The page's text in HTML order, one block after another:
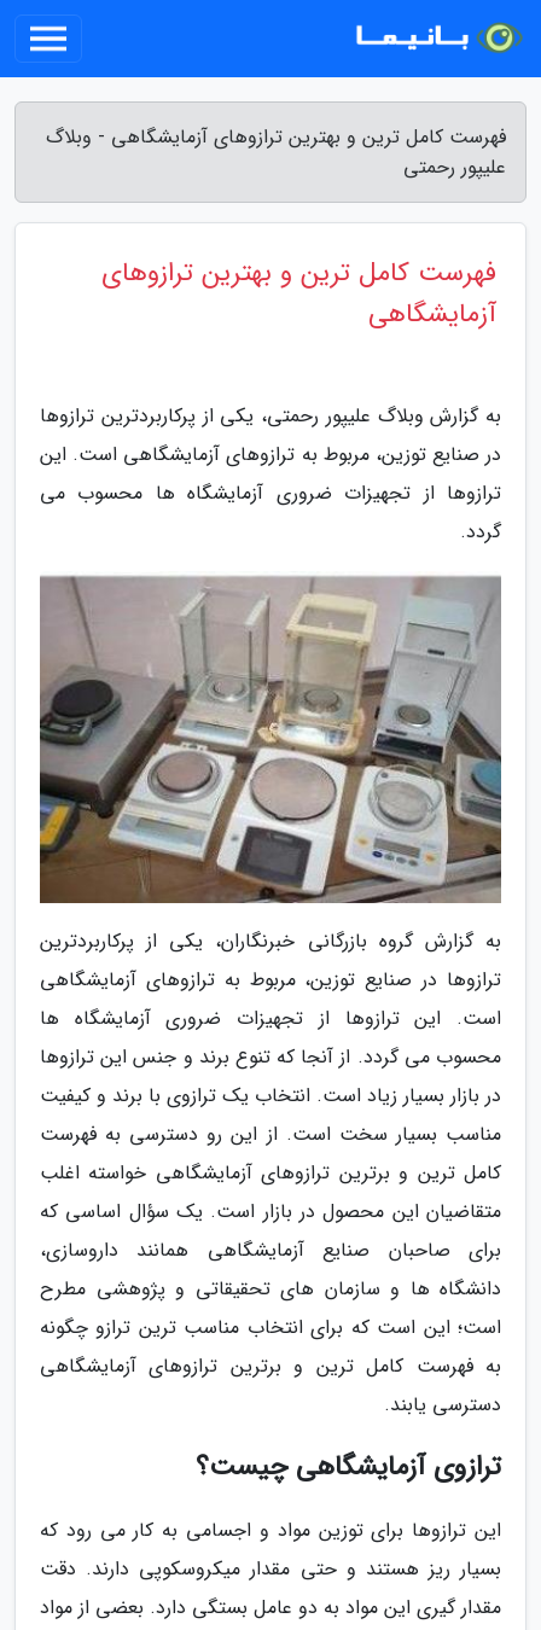
فهرست کامل ترین و بهترین ترازوهای آزمایشگاهی - وبلاگ
علیپور رحمتی
فهرست کامل ترین و بهترین ترازوهای
آزمایشگاهی
به گزارش وبلاگ علیپور رحمتی، یکی از پرکاربردترین ترازوها
در صنایع توزین، مربوط به ترازوهای آزمایشگاهی است. این
ترازوها از تجهیزات ضروری آزمایشگاه ها محسوب می
گردد.
به گزارش گروه بازرگانی خبرنگاران، یکی از پرکاربردترین
ترازوها در صنایع توزین، مربوط به ترازوهای آزمایشگاهی
است. این ترازوها از تجهیزات ضروری آزمایشگاه ها
محسوب می گردد. از آنجا که تنوع برند و جنس این ترازوها
در بازار بسیار زیاد است. انتخاب یک ترازوی با برند و کیفیت
مناسب بسیار سخت است. از این رو دسترسی به فهرست
کامل ترین و برترین ترازوهای آزمایشگاهی خواسته اغلب
متقاضیان این محصول در بازار است. یک سؤال اساسی که
برای صاحبان صنایع آزمایشگاهی همانند داروسازی،
دانشگاه ها و سازمان های تحقیقاتی و پژوهشی مطرح
است؛ این است که برای انتخاب مناسب ترین ترازو چگونه
به فهرست کامل ترین و برترین ترازوهای آزمایشگاهی
دسترسی یابند.
ترازوی آزمایشگاهی چیست؟
این ترازوها برای توزین مواد و اجسامی به کار می رود که
بسیار ریز هستند و حتی مقدار میکروسکوپی دارند. دقت
مقدار گیری این مواد به دو عامل بستگی دارد. بعضی از مواد